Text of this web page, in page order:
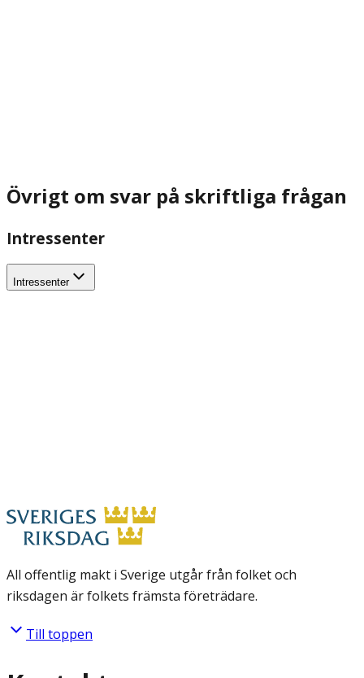
Övrigt om svar på skriftliga frågan
Intressenter
Intressenter
All offentlig makt i Sverige utgår från folket och
riksdagen är folkets främsta företrädare.
Till toppen